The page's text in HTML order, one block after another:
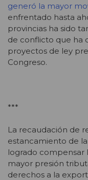
generó la mayor
enfrentado hasta
provincias ha sido
de conflicto que ha
proyectos de ley
Congreso.
***
La recaudación de
estancamiento de
logrado compensar
mayor presión
derechos a la